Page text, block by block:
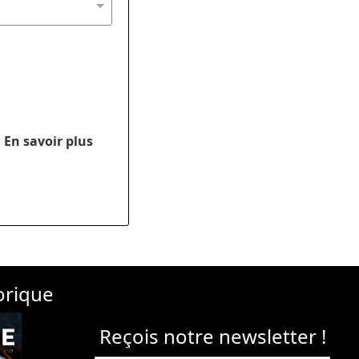
En savoir plus
Reçois notre newsletter !